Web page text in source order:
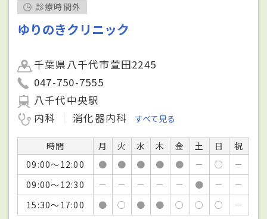
診療時間外
ゆりのきクリニック
千葉県八千代市萱田2245
047-750-7555
八千代中央駅
内科
消化器内科 すべて見る
時間 月 火 水 木 金 土 日
祝
09:00～12:00
● ● ● ● ● － ○
－
09:00～12:30
－ － － － － ● －
－
15:30～17:00
● ○ ● ● ○ ○ ○
－